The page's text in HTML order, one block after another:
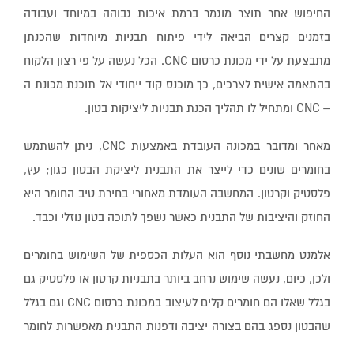
החיפוש אחר תוצר מוגמר ברמת איכות גבוהה במיוחד ועבודה
בזמנים קצרים הביאה לידי פיתוח תבניות מיוחדות שהכנתן
מתבצעת על ידי מכונת כרסום CNC. הכל נעשה על פי רצון הלקוח
בהתאמה אישית לצרכים, כך מוכנס קוד ייחודי אל תוכנת מכונת ה
– CNC ומתחיל לו תהליך הכנת תבניות ליציקות בטון.
מאחר ומדובר במכונה העובדת באמצעות CNC, ניתן להשתמש
בחומרים שונים כדי לייצר את התבנית ליציקת הבטון כגון; עץ,
פלסטיק וקרטון. המחשבה העומדת מאחורי בחירת טיב החומר היא
החוזק והיציבות של התבנית כאשר נשפך לתוכה בטון נוזלי וכבד.
אלמנט מחשבתי נוסף הוא העלות הכספית של השימוש בחומרים
ולכן, כיום, נעשה שימוש נרחב ביותר בתבניות קרטון או פלסטיק גם
בגלל שאלו הם חומרים קלים לעיצוב במכונת כרסום CNC וגם בגלל
שהבטון נספג בהם בצורה יציבה ודפנות התבנית מאפשרות לחומר